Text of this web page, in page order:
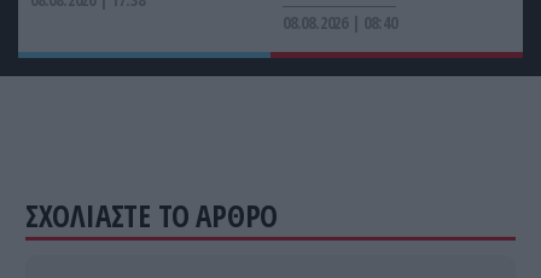
08.08.2026 | 08:40
ΣΧΟΛΙΑΣΤΕ ΤΟ ΑΡΘΡΟ